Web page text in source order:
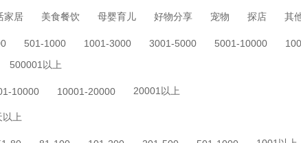
家居 美食餐饮 母婴育儿 好物分享 宠物 探店 其
501-1000 1001-3000 3001-5000 5001-10000
500001以上
10000 10001-20000 20001以上
以上